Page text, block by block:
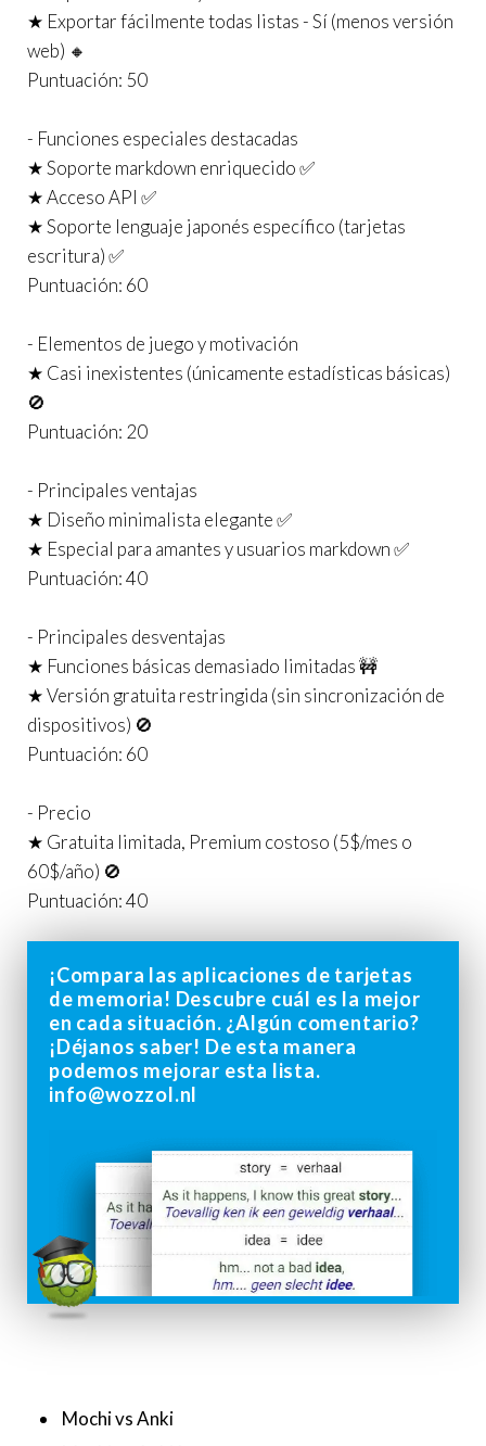
★ Exportar fácilmente todas listas - Sí (menos versión
web) 🔸
Puntuación: 50
- Funciones especiales destacadas
★ Soporte markdown enriquecido ✅
★ Acceso API ✅
★ Soporte lenguaje japonés específico (tarjetas
escritura) ✅
Puntuación: 60
- Elementos de juego y motivación
★ Casi inexistentes (únicamente estadísticas básicas)
🚫
Puntuación: 20
- Principales ventajas
★ Diseño minimalista elegante ✅
★ Especial para amantes y usuarios markdown ✅
Puntuación: 40
- Principales desventajas
★ Funciones básicas demasiado limitadas 🚧
★ Versión gratuita restringida (sin sincronización de
dispositivos) 🚫
Puntuación: 60
- Precio
★ Gratuita limitada, Premium costoso (5$/mes o
60$/año) 🚫
Puntuación: 40
¡Compara las aplicaciones de tarjetas
de memoria! Descubre cuál es la mejor
en cada situación. ¿Algún comentario?
¡Déjanos saber! De esta manera
podemos mejorar esta lista.
info@wozzol.nl
Mochi vs Anki